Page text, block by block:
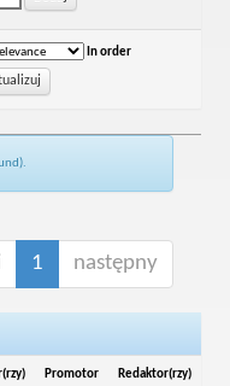
In order
1 następny
Promotor Redaktor(rzy)